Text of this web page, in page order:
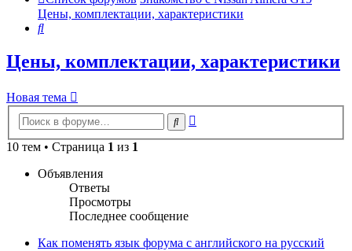
Цены, комплектации, характеристики
Поиск
Цены, комплектации, характеристики
Новая тема
Поиск
10 тем • Страница 1 из 1
Объявления
Ответы
Просмотры
Последнее сообщение
Как поменять язык форума с английского на русский